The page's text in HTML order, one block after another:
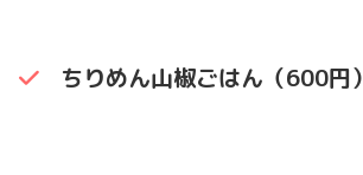
ちりめん山椒ごはん（600円）